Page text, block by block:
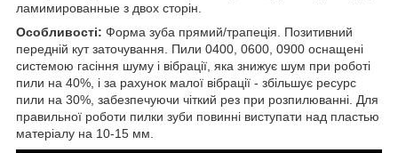
ламимированные з двох сторін.
Особливості: Форма зуба прямий/трапеція. Позитивний
передній кут заточування. Пили 0400, 0600, 0900 оснащені
системою гасіння шуму і вібрації, яка знижує шум при роботі
пили на 40%, і за рахунок малої вібрації - збільшує ресурс
пили на 30%, забезпечуючи чіткий рез при розпилюванні. Для
правильної роботи пилки зуби повинні виступати над пластью
матеріалу на 10-15 мм.